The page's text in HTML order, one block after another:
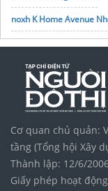
noxh K Home Avenue
Cơ quan chủ quản:
tầng (Tổng hội Xây
Thành lập: 12/6/
Giấy phép hoạt